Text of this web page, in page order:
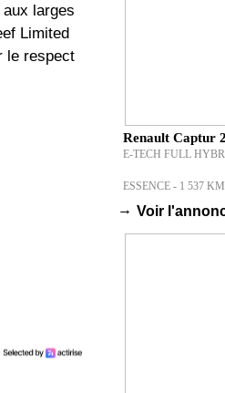
larges
Limited
le respect
Renault Captur
E-TECH FULL
ESSENCE - 1 537 KM
→ Voir